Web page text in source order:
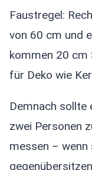
Faustregel:
von 60 cm und
kommen 20 cm
für Deko wie
Demnach sollte
zwei Personen
messen – wenn